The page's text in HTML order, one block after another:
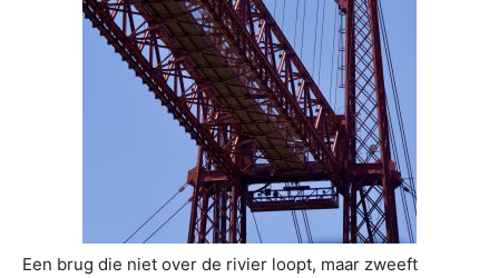
Een brug die niet over de rivier loopt, maar zweeft